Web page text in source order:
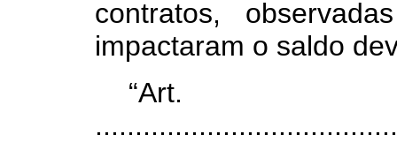
contratos,
impactaram o saldo